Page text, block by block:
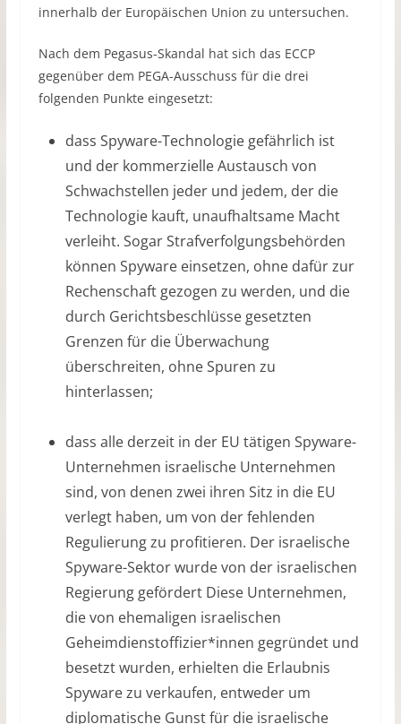
innerhalb der Europäischen Union zu untersuchen.
Nach dem Pegasus-Skandal hat sich das ECCP
gegenüber dem PEGA-Ausschuss für die drei
folgenden Punkte eingesetzt:
dass Spyware-Technologie gefährlich ist
und der kommerzielle Austausch von
Schwachstellen jeder und jedem, der die
Technologie kauft, unaufhaltsame Macht
verleiht. Sogar Strafverfolgungsbehörden
können Spyware einsetzen, ohne dafür zur
Rechenschaft gezogen zu werden, und die
durch Gerichtsbeschlüsse gesetzten
Grenzen für die Überwachung
überschreiten, ohne Spuren zu
hinterlassen;
dass alle derzeit in der EU tätigen Spyware-
Unternehmen israelische Unternehmen
sind, von denen zwei ihren Sitz in die EU
verlegt haben, um von der fehlenden
Regulierung zu profitieren. Der israelische
Spyware-Sektor wurde von der israelischen
Regierung gefördert Diese Unternehmen,
die von ehemaligen israelischen
Geheimdienstoffizier*innen gegründet und
besetzt wurden, erhielten die Erlaubnis
Spyware zu verkaufen, entweder um
diplomatische Gunst für die israelische